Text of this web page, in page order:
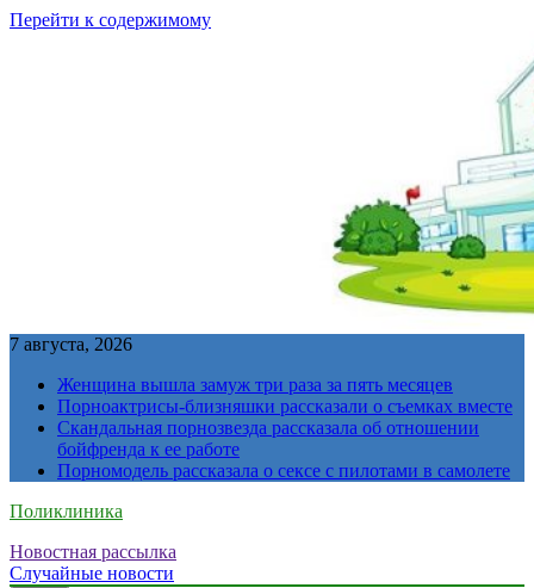
Перейти к содержимому
7 августа, 2026
Женщина вышла замуж три раза за пять месяцев
Порноактрисы-близняшки рассказали о съемках вместе
Скандальная порнозвезда рассказала об отношении
бойфренда к ее работе
Порномодель рассказала о сексе с пилотами в самолете
Поликлиника
Новостная рассылка
Случайные новости